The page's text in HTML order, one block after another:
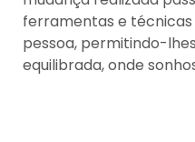
ferramentas e
pessoa, permitindo-
equilibrada, onde